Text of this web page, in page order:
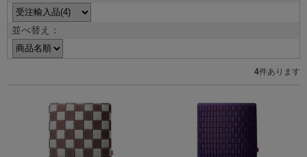
並べ替え：
4件あります